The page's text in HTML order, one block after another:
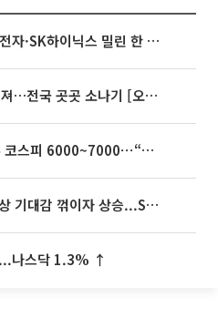
[베스트&워스트] 삼성전자·SK하이닉스 밀린 한 주…상상인증권은 85% 급등
35도 안팎 무더위 이어져…전국 곳곳 소나기 [오늘 날씨]
[주간증시전망] 다음주 코스피 6000~7000⋯“外人 수급은 정책이 변수”
뉴욕증시, 연준 금리인상 기대감 꺾이자 상승...S&P500 사상 최고치 [종합]
나스닥 1.3% ↑